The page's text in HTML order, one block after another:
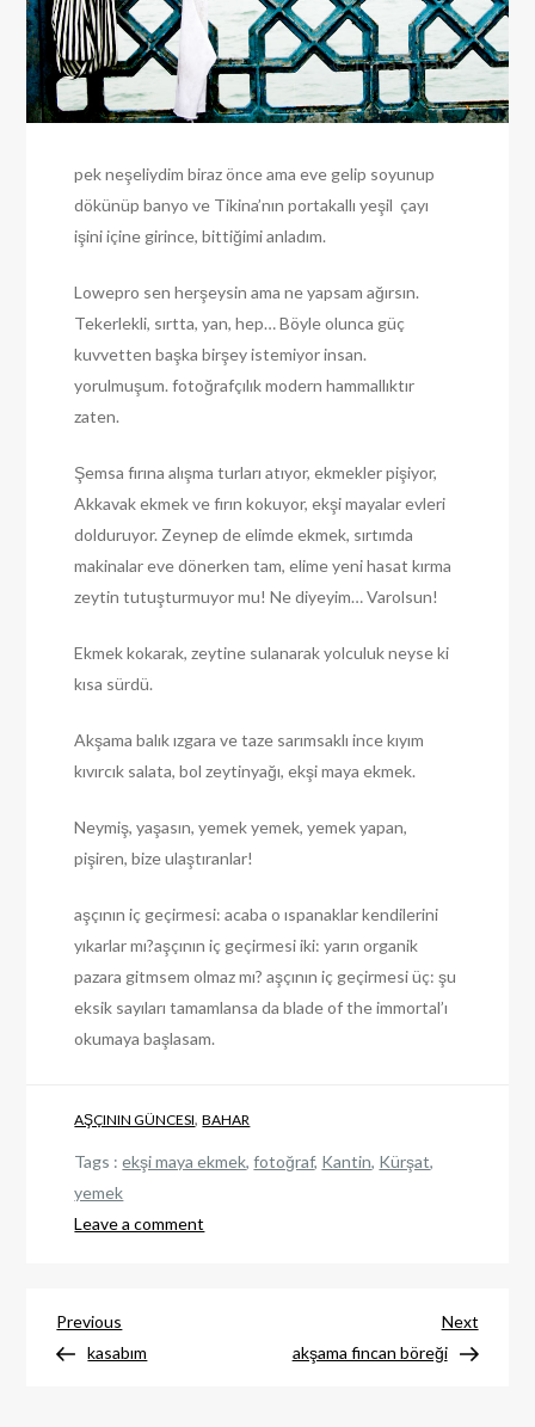
pek neşeliydim biraz önce ama eve gelip soyunup
dökünüp banyo ve Tikina’nın portakallı yeşil çayı
işini içine girince, bittiğimi anladım.
Lowepro sen herşeysin ama ne yapsam ağırsın.
Tekerlekli, sırtta, yan, hep… Böyle olunca güç
kuvvetten başka birşey istemiyor insan.
yorulmuşum. fotoğrafçılık modern hammallıktır
zaten.
Şemsa fırına alışma turları atıyor, ekmekler pişiyor,
Akkavak ekmek ve fırın kokuyor, ekşi mayalar evleri
dolduruyor. Zeynep de elimde ekmek, sırtımda
makinalar eve dönerken tam, elime yeni hasat kırma
zeytin tutuşturmuyor mu! Ne diyeyim… Varolsun!
Ekmek kokarak, zeytine sulanarak yolculuk neyse ki
kısa sürdü.
Akşama balık ızgara ve taze sarımsaklı ince kıyım
kıvırcık salata, bol zeytinyağı, ekşi maya ekmek.
Neymiş, yaşasın, yemek yemek, yemek yapan,
pişiren, bize ulaştıranlar!
aşçının iç geçirmesi: acaba o ıspanaklar kendilerini
yıkarlar mı?aşçının iç geçirmesi iki: yarın organik
pazara gitmsem olmaz mı? aşçının iç geçirmesi üç: şu
eksik sayıları tamamlansa da blade of the immortal’ı
okumaya başlasam.
AŞÇININ GÜNCESI,BAHAR
Tags :ekşi maya ekmek,fotoğraf, Kantin, Kürşat,
yemek
Leave a comment
Post
Previous
post
Previous
kasabım
Next
post
Next
akşama fincan böreği